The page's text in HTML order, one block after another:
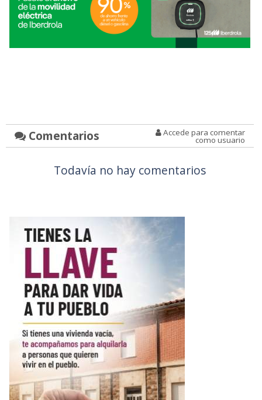
Comentarios Accede para comentar
como usuario
Todavía no hay comentarios